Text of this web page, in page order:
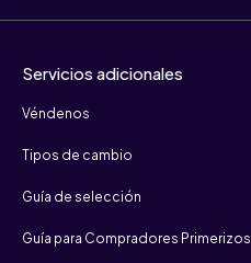
Servicios adicionales
Véndenos
Tipos de cambio
Guía de selección
Guía para Compradores Primerizos